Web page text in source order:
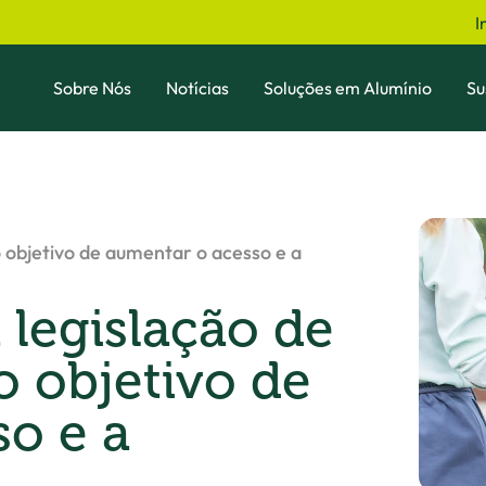
Sobre Nós Notícias Soluções em Alumínio
de aumentar o acesso e a
de
objetivo de
e a